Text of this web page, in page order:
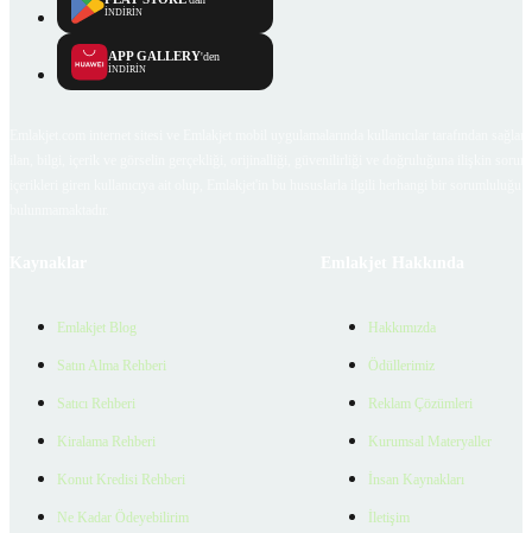
İNDİRİN
APP GALLERY'den
İNDİRİN
Emlakjet Blog
Satın Alma Rehberi
Satıcı Rehberi
Kiralama Rehberi
Konut Kredisi Rehberi
Ne Kadar Ödeyebilirim
Hakkımızda
Ödüllerimiz
Reklam Çözümleri
Kurumsal Materyaller
İnsan Kaynakları
İletişim